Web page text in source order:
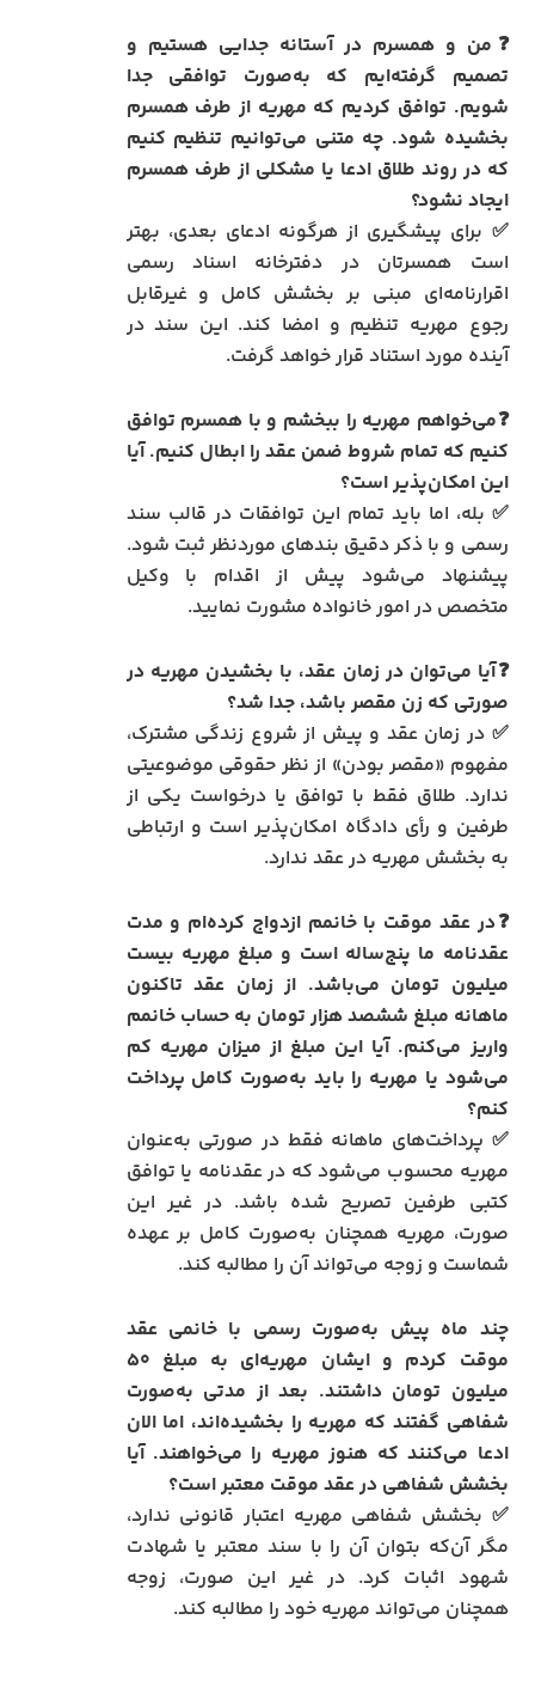
❓من و همسرم در آستانه جدایی هستیم و
تصمیم گرفته‌ایم که به‌صورت توافقی جدا
شویم. توافق کردیم که مهریه از طرف همسرم
بخشیده شود. چه متنی می‌توانیم تنظیم کنیم
که در روند طلاق ادعا یا مشکلی از طرف همسرم
ایجاد نشود؟
✅ برای پیشگیری از هرگونه ادعای بعدی، بهتر
است همسرتان در دفترخانه اسناد رسمی
اقرارنامه‌ای مبنی بر بخشش کامل و غیرقابل
رجوع مهریه تنظیم و امضا کند. این سند در
آینده مورد استناد قرار خواهد گرفت.
❓می‌خواهم مهریه را ببخشم و با همسرم توافق
کنیم که تمام شروط ضمن عقد را ابطال کنیم. آیا
این امکان‌پذیر است؟
✅ بله، اما باید تمام این توافقات در قالب سند
رسمی و با ذکر دقیق بندهای موردنظر ثبت شود.
پیشنهاد می‌شود پیش از اقدام با وکیل
متخصص در امور خانواده مشورت نمایید.
❓آیا می‌توان در زمان عقد، با بخشیدن مهریه در
صورتی که زن مقصر باشد، جدا شد؟
✅ در زمان عقد و پیش از شروع زندگی مشترک،
مفهوم «مقصر بودن» از نظر حقوقی موضوعیتی
ندارد. طلاق فقط با توافق یا درخواست یکی از
طرفین و رأی دادگاه امکان‌پذیر است و ارتباطی
به بخشش مهریه در عقد ندارد.
❓در عقد موقت با خانمم ازدواج کرده‌ام و مدت
عقدنامه ما پنج‌ساله است و مبلغ مهریه بیست
میلیون تومان می‌باشد. از زمان عقد تاکنون
ماهانه مبلغ ششصد هزار تومان به حساب خانمم
واریز می‌کنم. آیا این مبلغ از میزان مهریه کم
می‌شود یا مهریه را باید به‌صورت کامل پرداخت
کنم؟
✅ پرداخت‌های ماهانه فقط در صورتی به‌عنوان
مهریه محسوب می‌شود که در عقدنامه یا توافق
کتبی طرفین تصریح شده باشد. در غیر این
صورت، مهریه همچنان به‌صورت کامل بر عهده
شماست و زوجه می‌تواند آن را مطالبه کند.
چند ماه پیش به‌صورت رسمی با خانمی عقد
موقت کردم و ایشان مهریه‌ای به مبلغ ۵۰
میلیون تومان داشتند. بعد از مدتی به‌صورت
شفاهی گفتند که مهریه را بخشیده‌اند، اما الان
ادعا می‌کنند که هنوز مهریه را می‌خواهند. آیا
بخشش شفاهی در عقد موقت معتبر است؟
✅ بخشش شفاهی مهریه اعتبار قانونی ندارد،
مگر آن‌که بتوان آن را با سند معتبر یا شهادت
شهود اثبات کرد. در غیر این صورت، زوجه
همچنان می‌تواند مهریه خود را مطالبه کند.